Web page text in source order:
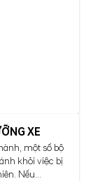
XE
một số bộ
khỏi việc bị
Nếu...